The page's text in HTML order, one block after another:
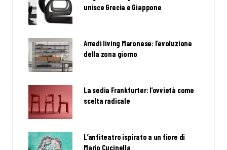
unisce Grecia e Giappone
Arredi living Maronese: l’evoluzione
della zona giorno
La sedia Frankfurter: l’ovvietà come
scelta radicale
L’anfiteatro ispirato a un fiore di
Mario Cucinella